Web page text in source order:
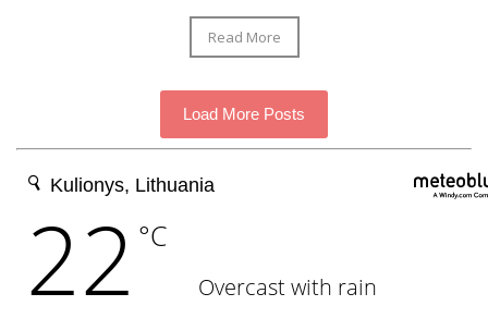
Read More
Load More Posts